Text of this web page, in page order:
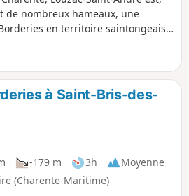
de nombreux hameaux, une
en territoire saintongeais.
De vallons en collines, outre
les églises romanes de Saint-
André, le promeneur
naturels remarquables, la Vallée
La Croix.
à Saint-Bris-des-
-179 m 3h
Moyenne
(Charente-Maritime)